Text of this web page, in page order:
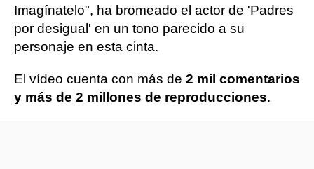
Imagínatelo", ha bromeado el actor de 'Padres
por desigual' en un tono parecido a su
personaje en esta cinta.
El vídeo cuenta con más de 2 mil comentarios
y más de 2 millones de reproducciones.